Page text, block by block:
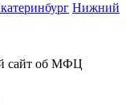
Нижний
сайт об МФЦ